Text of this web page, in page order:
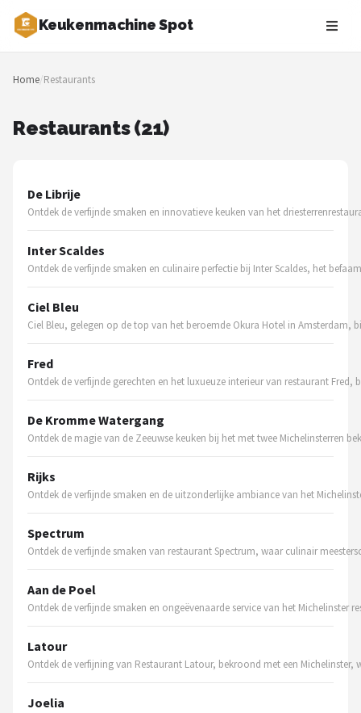
Keukenmachine Spot
Zoeken
NAVIGATIE
Blog
MasterChef
Restaurants
Keukenmachines
Shop
POPULAIRE MERKEN
Kenwood
Moulinex
KitchenAid
Magimix
Braun
Home/Restaurants
Restaurants (21)
De Librije
Ontdek de verfijnde smaken en innovatieve keuken van het
Inter Scaldes
Ontdek de verfijnde smaken en culinaire perfectie bij Inter Scaldes, het
Ciel Bleu
Ciel Bleu, gelegen op de top van het beroemde Okura Hotel in
Fred
Ontdek de verfijnde gerechten en het luxueuze interieur van restaurant
De Kromme Watergang
Ontdek de magie van de Zeeuwse keuken bij het met twee Michelinsterren
Rijks
Ontdek de verfijnde smaken en de uitzonderlijke ambiance van het
Spectrum
Ontdek de verfijnde smaken van restaurant Spectrum, waar culinair
Aan de Poel
Ontdek de verfijnde smaken en ongeëvenaarde service van het Michelinster
Latour
Ontdek de verfijning van Restaurant Latour, bekroond met een Michelinster,
Joelia